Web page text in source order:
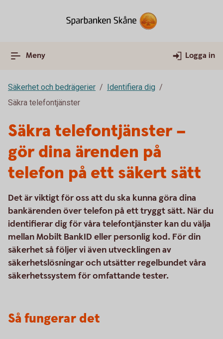
Meny Logga in
Säkerhet och bedrägerier
Identifiera dig
Säkra telefontjänster
Säkra telefontjänster –
gör dina ärenden på
telefon på ett säkert sätt
Det är viktigt för oss att du ska kunna göra dina
bankärenden över telefon på ett tryggt sätt. När du
identifierar dig för våra telefontjänster kan du välja
mellan Mobilt BankID eller personlig kod. För din
säkerhet så följer vi även utvecklingen av
säkerhetslösningar och utsätter regelbundet våra
säkerhetssystem för omfattande tester.
Så fungerar det